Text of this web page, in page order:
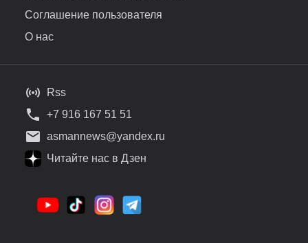
Соглашение пользователя
О нас
Rss
+7 916 167 51 51
asmannews@yandex.ru
Читайте нас в Дзен